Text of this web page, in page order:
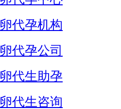
代孕机构
代孕公司
代生助孕
代生咨询